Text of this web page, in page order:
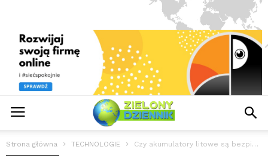
Strona główna TECHNOLOGIE Czy akumulatory litowe są bezpieczne?